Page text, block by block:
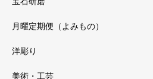
月曜定期便（よみもの）
洋彫り
美術・工芸